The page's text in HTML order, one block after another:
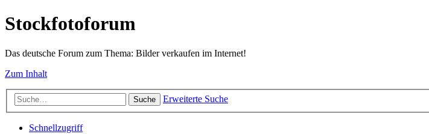
Stockfotoforum
Das deutsche Forum zum Thema: Bilder verkaufen im Internet!
Zum Inhalt
Suche Erweiterte Suche
Schnellzugriff